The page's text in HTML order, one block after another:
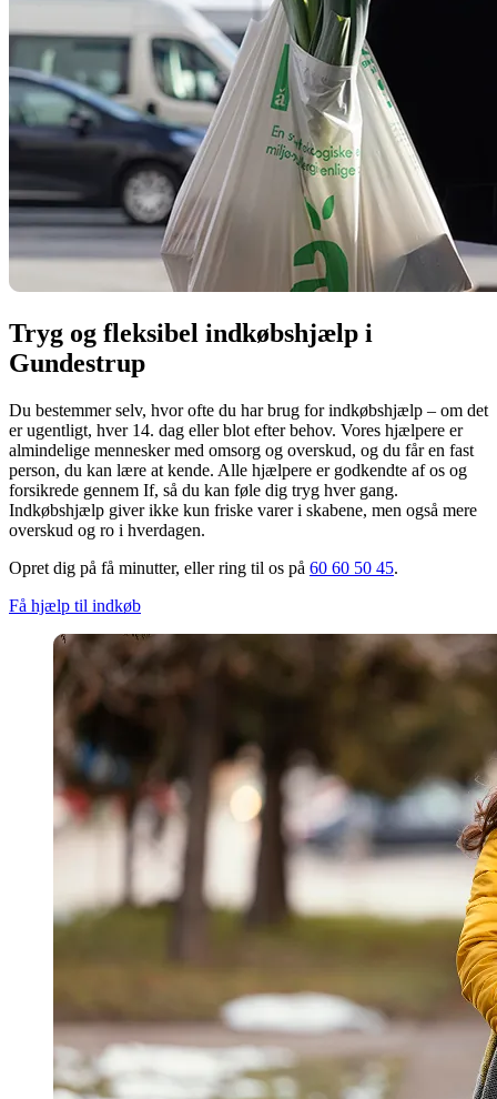
Tryg og fleksibel indkøbshjælp i
Gundestrup
Du bestemmer selv, hvor ofte du har brug for indkøbshjælp – om det
er ugentligt, hver 14. dag eller blot efter behov. Vores hjælpere er
almindelige mennesker med omsorg og overskud, og du får en fast
person, du kan lære at kende. Alle hjælpere er godkendte af os og
forsikrede gennem If, så du kan føle dig tryg hver gang.
Indkøbshjælp giver ikke kun friske varer i skabene, men også mere
overskud og ro i hverdagen.
Opret dig på få minutter, eller ring til os på 60 60 50 45.
Få hjælp til indkøb